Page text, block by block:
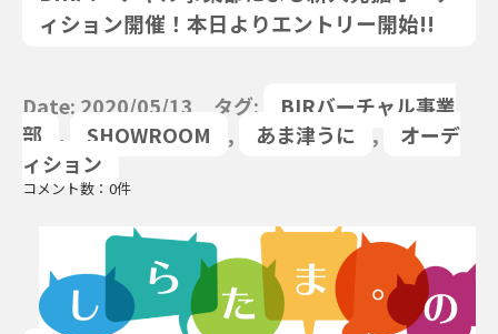
ィション開催！本日よりエントリー開始!!
Date: 2020/05/13 タグ:
BIRバーチャル事業
部
, SHOWROOM , あま津うに ,
オーデ
ィション
コメント数：0件